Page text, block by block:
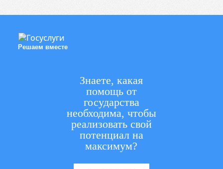
Решаем вместе
Знаете, какая
помощь от
государства
необходима, чтобы
реализовать свой
потенциал на
максимум?